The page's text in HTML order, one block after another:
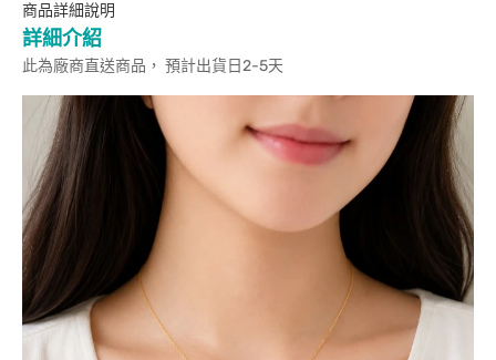
商品詳細說明
詳細介紹
此為廠商直送商品， 預計出貨日2-5天